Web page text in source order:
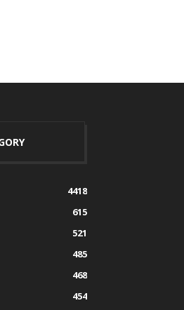
4418
615
521
485
468
454